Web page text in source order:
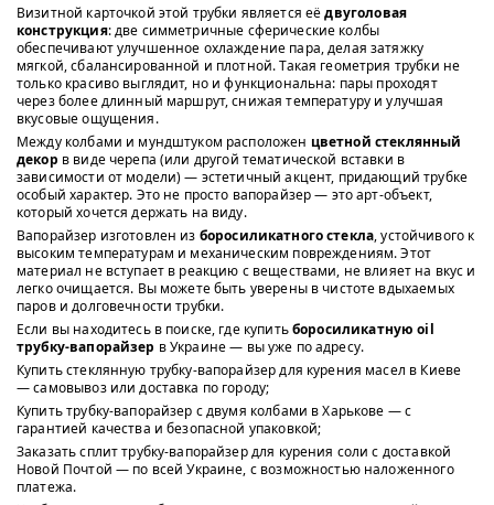
Визитной карточкой этой трубки является еёдвуголовая
конструкция: две симметричные сферические колбы
обеспечивают улучшенное охлаждение пара, делая затяжку
мягкой, сбалансированной и плотной. Такая геометрия трубки не
только красиво выглядит, но и функциональна: пары проходят
через более длинный маршрут, снижая температуру и улучшая
вкусовые ощущения.
Между колбами и мундштуком расположен цветной стеклянный
декор в виде черепа (или другой тематической вставки в
зависимости от модели) — эстетичный акцент, придающий трубке
особый характер. Это не просто вапорайзер — это арт-объект,
который хочется держать на виду.
Вапорайзер изготовлен из боросиликатного стекла, устойчивого к
высоким температурам и механическим повреждениям. Этот
материал не вступает в реакцию с веществами, не влияет на вкус и
легко очищается. Вы можете быть уверены в чистоте вдыхаемых
паров и долговечности трубки.
Если вы находитесь в поиске, где купитьборосиликатную oil
трубку-вапорайзер в Украине — вы уже по адресу.
Купить стеклянную трубку-вапорайзер для курения масел в Киеве
— самовывоз или доставка по городу;
Купить трубку-вапорайзер с двумя колбами в Харькове — с
гарантией качества и безопасной упаковкой;
Заказать сплит трубку-вапорайзер для курения соли с доставкой
Новой Почтой — по всей Украине, с возможностью наложенного
платежа.